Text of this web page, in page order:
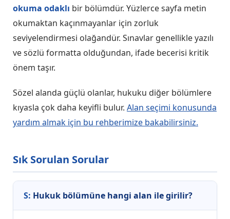
okuma odaklı bir bölümdür. Yüzlerce sayfa metin
okumaktan kaçınmayanlar için zorluk
seviyelendirmesi olağandür. Sınavlar genellikle yazılı
ve sözlü formatta olduğundan, ifade becerisi kritik
önem taşır.
Sözel alanda güçlü olanlar, hukuku diğer bölümlere
kıyasla çok daha keyifli bulur. Alan seçimi konusunda
yardım almak için bu rehberimize bakabilirsiniz.
Sık Sorulan Sorular
Hukuk bölümüne hangi alan ile girilir?